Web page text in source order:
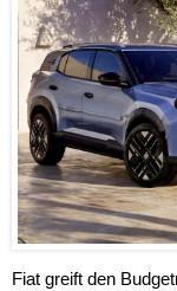
Fiat greift den